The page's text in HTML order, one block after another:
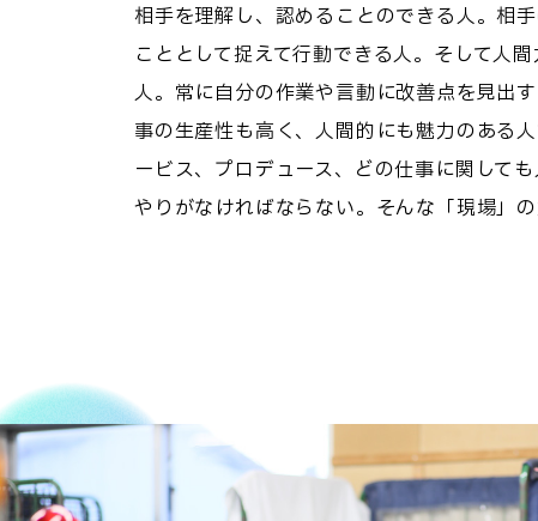
相手を理解し、認めることのできる人。相
こととして捉えて行動できる人。そして人
人。常に自分の作業や言動に改善点を見出
事の生産性も高く、人間的にも魅力のある
ービス、プロデュース、どの仕事に関して
やりがなければならない。そんな「現場」の